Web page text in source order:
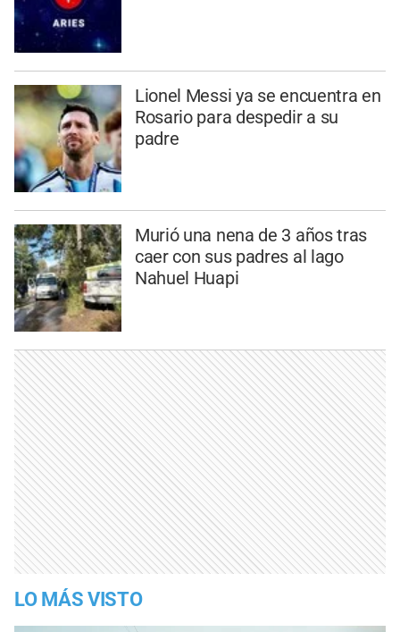
Lionel Messi ya se encuentra en
Rosario para despedir a su
padre
Murió una nena de 3 años tras
caer con sus padres al lago
Nahuel Huapi
LO MÁS VISTO